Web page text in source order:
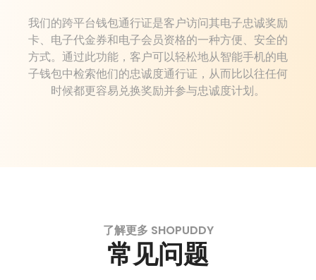
我们的跨平台钱包通行证是客户访问其电子忠诚奖励
卡、电子代金券和电子会员资格的一种方便、安全的
方式。通过此功能，客户可以轻松地从智能手机的电
子钱包中检索他们的忠诚度通行证，从而比以往任何
时候都更容易兑换奖励并参与忠诚度计划。
了解更多 SHOPUDDY
常见问题